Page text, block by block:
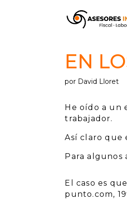
EN
por David Lloret
He oído a un
trabajador.
Así claro que
Para algunos
El caso es
punto.com,